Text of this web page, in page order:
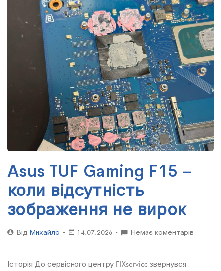
Asus TUF Gaming F15 –
коли відсутність
зображення не вирок
Від Михайло 14.07.2026 Немає коментарів
Історія До сервісного центру FIXservice звернувся